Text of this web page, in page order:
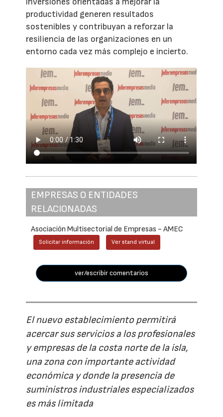
productividad generen resultados
sostenibles y contribuyan a reforzar la
resiliencia de las organizaciones en un
entorno cada vez más complejo e incierto.
EMPRESAS O ENTIDADES
RELACIONADAS
Asociación Multisectorial de Empresas - AMEC
Solicitar información Ver stand virtual
ver/escribir comentarios
El nuevo establecimiento permitirá
acercar sus servicios a los profesionales
y empresas de la costa norte de la isla,
una zona con importante actividad
económica y donde la presencia de
suministros industriales especializados
es más limitada